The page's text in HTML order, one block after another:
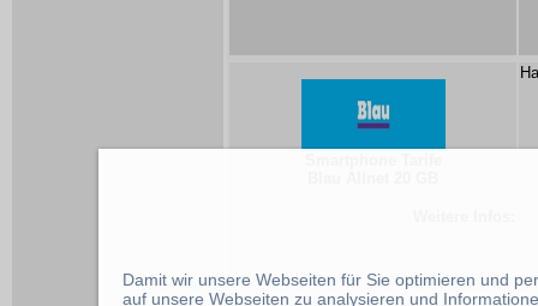
Damit wir unsere Webseiten für Sie optimieren und
auf unsere Webseiten zu analysieren und